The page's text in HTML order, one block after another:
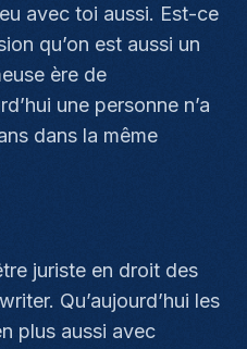
avec toi aussi. Est-ce
qu’on est aussi un
ère de
une personne n’a
dans la même
juriste en droit des
Qu’aujourd’hui les
plus aussi avec